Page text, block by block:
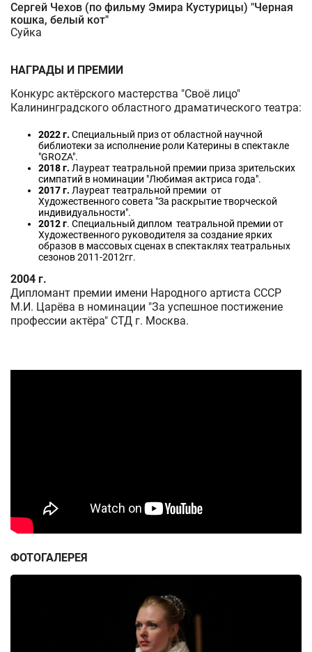
Сергей Чехов (по фильму Эмира Кустурицы) "Черная
кошка, белый кот"
Суйка
НАГРАДЫ И ПРЕМИИ
Конкурс актёрского мастерства "Своё лицо"
Калининградского областного драматического театра:
2022 г. Специальный приз от областной научной
библиотеки за исполнение роли Катерины в спектакле
"GROZA".
2018 г. Лауреат театральной премии приза зрительских
симпатий в номинации "Любимая актриса года".
2017 г. Лауреат театральной премии от
Художественного совета "За раскрытие творческой
индивидуальности".
2012 г. Специальный диплом театральной премии от
Художественного руководителя за создание ярких
образов в массовых сценах в спектаклях театральных
сезонов 2011-2012гг.
2004 г.
Дипломант премии имени Народного артиста СССР
М.И. Царёва в номинации "За успешное постижение
профессии актёра" СТД г. Москва.
ФОТОГАЛЕРЕЯ